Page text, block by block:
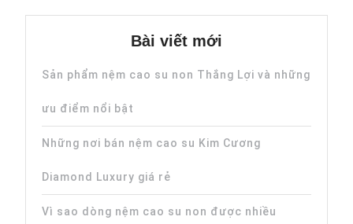
Bài viết mới
Sản phẩm nệm cao su non Thắng Lợi và những
ưu điểm nổi bật
Những nơi bán nệm cao su Kim Cương
Diamond Luxury giá rẻ
Vì sao dòng nệm cao su non được nhiều